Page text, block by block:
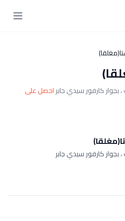
كارفور سيدي جابراحصل على
كارفور سيدي جابر